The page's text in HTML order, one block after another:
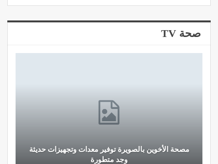
صحة TV
مصحة الأخوين بالصويرة توفير معدات وتجهيزات حديثة
وجد متطورة